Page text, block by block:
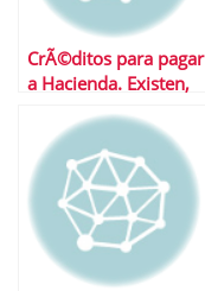
CrÃ©ditos para pagar
a Hacienda. Existen,